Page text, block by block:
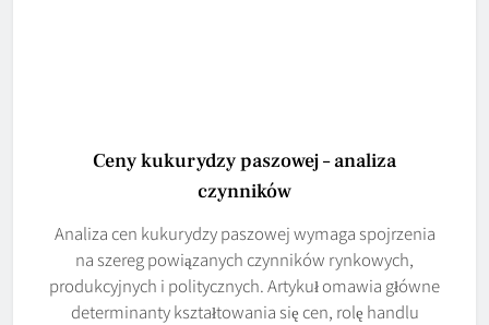
Ceny kukurydzy paszowej – analiza
czynników
Analiza cen kukurydzy paszowej wymaga spojrzenia
na szereg powiązanych czynników rynkowych,
produkcyjnych i politycznych. Artykuł omawia główne
determinanty kształtowania się cen, rolę handlu